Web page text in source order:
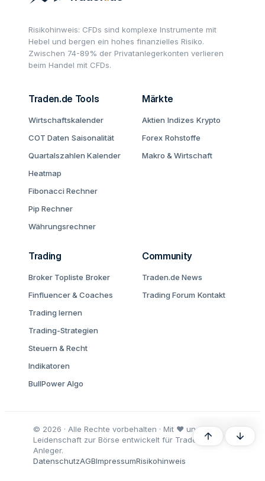
Risikohinweis: CFDs sind komplexe Instrumente mit
Hebel und bergen ein hohes finanzielles Risiko.
Zwischen 74-89% der Privatanlegerkonten verlieren
beim Handel mit CFDs.
Traden.de Tools
Wirtschaftskalender
COT Daten Saisonalität
Quartalszahlen Kalender
Heatmap
Fibonacci Rechner
Pip Rechner
Währungsrechner
Märkte
Aktien Indizes Krypto
Forex Rohstoffe
Makro & Wirtschaft
Trading
Broker Topliste Broker
Finfluencer & Coaches
Trading lernen
Trading-Strategien
Steuern & Recht
Indikatoren
BullPower Algo
Community
Traden.de News
Trading Forum Kontakt
© 2026 · Alle Rechte vorbehalten · Mit ♥ und
Leidenschaft zur Börse entwickelt für Trader und
Anleger.
DatenschutzAGBImpressumRisikohinweis
Oben Unten